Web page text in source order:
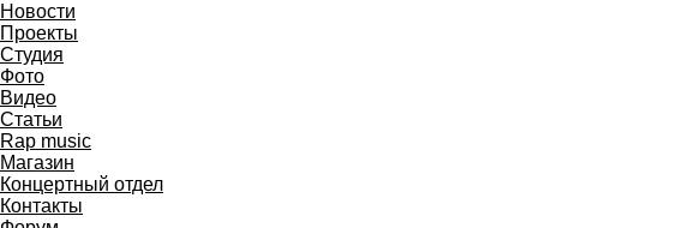
Новости
Проекты
Студия
Фото
Видео
Статьи
Rap music
Магазин
Концертный отдел
Контакты